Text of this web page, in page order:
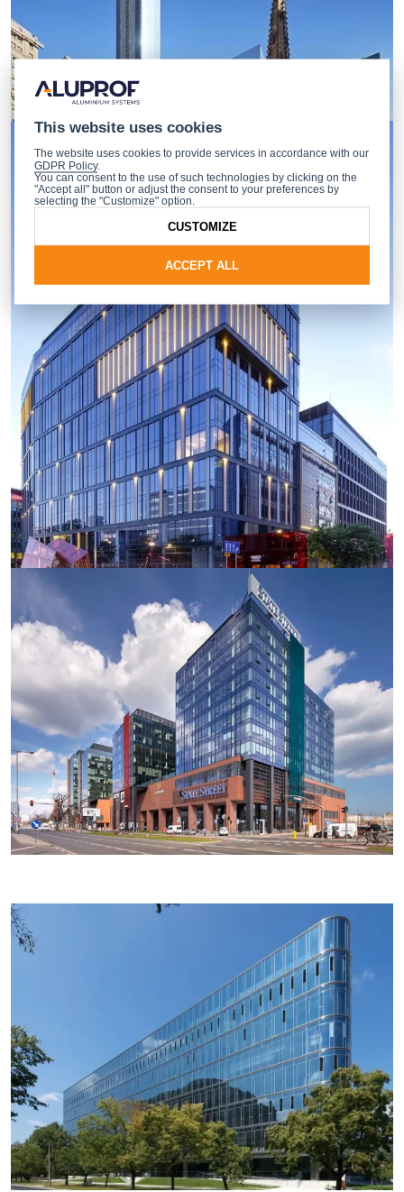
This website uses cookies
The website uses cookies to provide services in accordance with our
GDPR Policy.
You can consent to the use of such technologies by clicking on the
"Accept all" button or adjust the consent to your preferences by
selecting the "Customize" option.
ACCEPT ALL
CUSTOMIZE